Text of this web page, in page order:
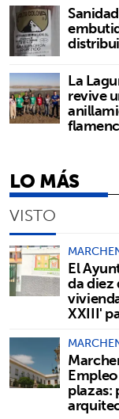
La
revive
LO MÁS
VISTO
El
da diez
XXIII'
plazas: